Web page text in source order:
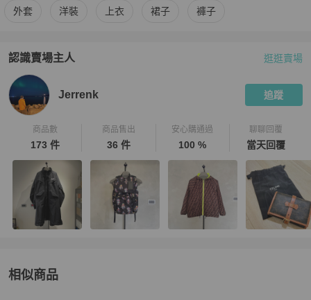
更多 Maison Margiela 女裝 相似商品推薦
外套 洋裝 上衣 裙子 褲子
認識賣場主人
PopChill 拍拍圈嚴選賣家
逛逛賣場
Jerrenk 追蹤
商品數
173 件
商品售出
36 件
安心購通過
100 %
聊聊回覆
當天回覆
相似商品